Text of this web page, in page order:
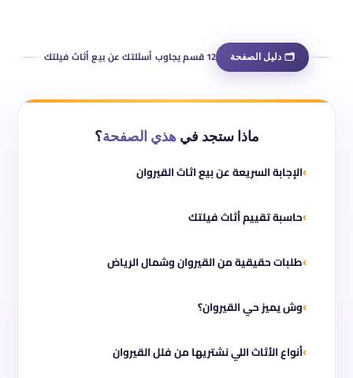
🗂 دليل الصفحة 12 قسم يجاوب أسئلتك عن بيع أثاث فيلتك
ماذا ستجد فيهذي الصفحة؟
الإجابة السريعة عن بيع اثاث القيروان
حاسبة تقييم أثاث فيلتك
طلبات حقيقية من القيروان وشمال الرياض
وش يميز حي القيروان؟
أنواع الأثاث اللي نشتريها من فلل القيروان